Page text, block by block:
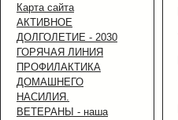
Карта сайта
АКТИВНОЕ
ДОЛГОЛЕТИЕ - 2030
ГОРЯЧАЯ ЛИНИЯ
ПРОФИЛАКТИКА
ДОМАШНЕГО
НАСИЛИЯ.
ВЕТЕРАНЫ - наша